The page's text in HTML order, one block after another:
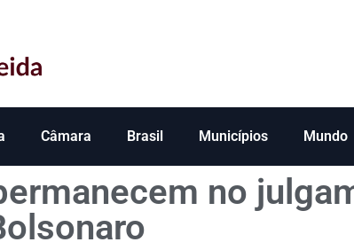
Câmara Brasil Municípios Mundo
no